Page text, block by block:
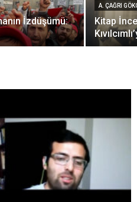
İzdüşümü:
A. ÇAĞRI
Kitap